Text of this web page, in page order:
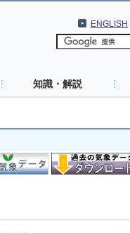
ENGLISH
知識・解説